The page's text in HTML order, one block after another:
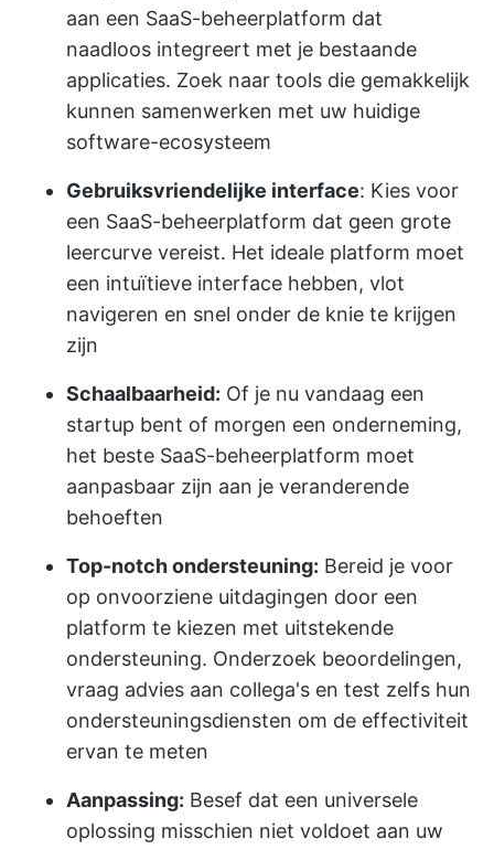
aan een SaaS-beheerplatform dat
naadloos integreert met je bestaande
applicaties. Zoek naar tools die gemakkelijk
kunnen samenwerken met uw huidige
software-ecosysteem
Gebruiksvriendelijke interface: Kies voor
een SaaS-beheerplatform dat geen grote
leercurve vereist. Het ideale platform moet
een intuïtieve interface hebben, vlot
navigeren en snel onder de knie te krijgen
zijn
Schaalbaarheid: Of je nu vandaag een
startup bent of morgen een onderneming,
het beste SaaS-beheerplatform moet
aanpasbaar zijn aan je veranderende
behoeften
Top-notch ondersteuning: Bereid je voor
op onvoorziene uitdagingen door een
platform te kiezen met uitstekende
ondersteuning. Onderzoek beoordelingen,
vraag advies aan collega's en test zelfs hun
ondersteuningsdiensten om de effectiviteit
ervan te meten
Aanpassing: Besef dat een universele
oplossing misschien niet voldoet aan uw